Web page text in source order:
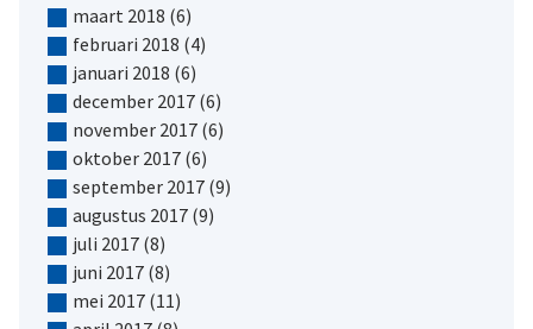
maart 2018 (6)
februari 2018 (4)
januari 2018 (6)
december 2017(6)
november 2017(6)
oktober 2017(6)
september 2017(9)
augustus 2017(9)
juli 2017(8)
juni 2017(8)
mei 2017(11)